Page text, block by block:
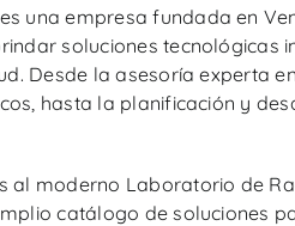
es una empresa fundada en
soluciones tecnológicas
Desde la asesoría experta
hasta la planificación y
al moderno Laboratorio de
catálogo de soluciones